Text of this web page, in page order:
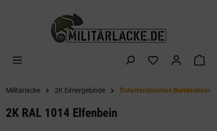
Militärlacke 2K Eimergebinde Österreichisches Bundesheer
2K RAL 1014 Elfenbein